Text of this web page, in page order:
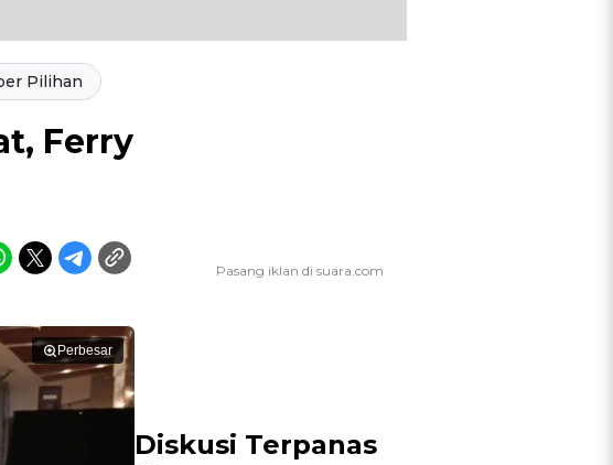
Pilihan
Ferry
Perbesar
Diskusi Terpanas